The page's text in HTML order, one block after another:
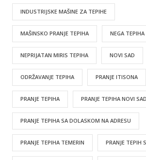
INDUSTRIJSKE MAŠINE ZA TEPIHE
MAŠINSKO PRANJE TEPIHA NEGA TEPIHA
NEPRIJATAN MIRIS TEPIHA NOVI SAD
ODRŽAVANJE TEPIHA PRANJE ITISONA
PRANJE TEPIHA PRANJE TEPIHA NOVI SAD
PRANJE TEPIHA SA DOLASKOM NA ADRESU
PRANJE TEPIHA TEMERIN PRANJE TEPIH